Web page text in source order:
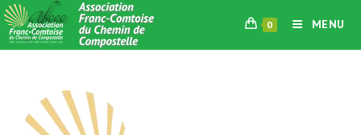
Skip
to
content
0 MENU